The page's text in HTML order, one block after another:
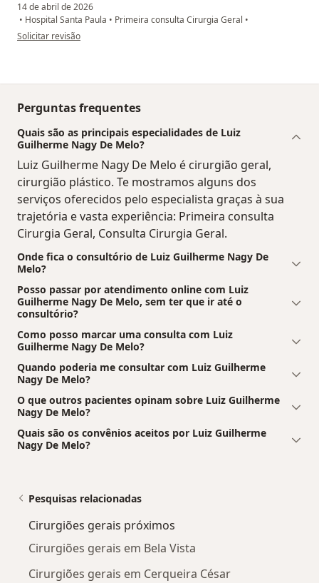
14 de abril de 2026
• Hospital Santa Paula • Primeira consulta Cirurgia Geral •
na opinião do utilizador Suellen
Solicitar revisão
Perguntas frequentes
Quais são as principais especialidades de Luiz
Guilherme Nagy De Melo?
Luiz Guilherme Nagy De Melo é cirurgião geral,
cirurgião plástico. Te mostramos alguns dos
serviços oferecidos pelo especialista graças à sua
trajetória e vasta experiência: Primeira consulta
Cirurgia Geral, Consulta Cirurgia Geral.
Onde fica o consultório de Luiz Guilherme Nagy De
Melo?
Posso passar por atendimento online com Luiz
Guilherme Nagy De Melo, sem ter que ir até o
consultório?
Como posso marcar uma consulta com Luiz
Guilherme Nagy De Melo?
Quando poderia me consultar com Luiz Guilherme
Nagy De Melo?
O que outros pacientes opinam sobre Luiz Guilherme
Nagy De Melo?
Quais são os convênios aceitos por Luiz Guilherme
Nagy De Melo?
Pesquisas relacionadas
Cirurgiões gerais próximos
Cirurgiões gerais em Bela Vista
Cirurgiões gerais em Cerqueira César